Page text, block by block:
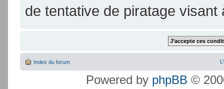
de tentative de piratage
Index du forum
Powered by phpBB ©